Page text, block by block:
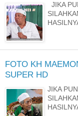
JIKA
FOTO KH
SUPER HD
JIKA